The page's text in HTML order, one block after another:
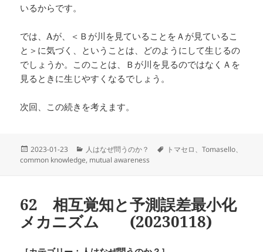
いるからです。
では、Aが、＜Ｂが川を見ていることをＡが見ているこ
と＞に気づく、ということは、どのようにして生じるの
でしょうか。このことは、Ｂが川を見るのではなくＡを
見るときに生じやすくなるでしょう。
次回、この続きを考えます。
投
稿
2023-01-23
カ
テ
人はなぜ問うのか？
タ
トマセロ、Tomasello、
common knowledge, mutual awareness
62 相互覚知と予測誤差最小化
メカニズム
(20230118)